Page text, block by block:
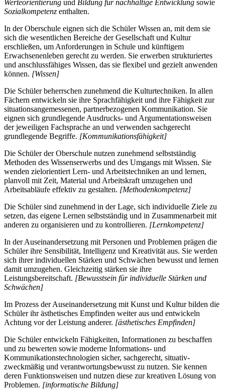
Werteorientierung und Bildung für nachhaltige Entwicklung sowie
Sozialkompetenz enthalten.
In der Oberschule eignen sich die Schüler Wissen an, mit dem sie
sich die wesentlichen Bereiche der Gesellschaft und Kultur
erschließen, um Anforderungen in Schule und künftigem
Erwachsenenleben gerecht zu werden. Sie erwerben strukturiertes
und anschlussfähiges Wissen, das sie flexibel und gezielt anwenden
können. [Wissen]
Die Schüler beherrschen zunehmend die Kulturtechniken. In allen
Fächern entwickeln sie ihre Sprachfähigkeit und ihre Fähigkeit zur
situationsangemessenen, partnerbezogenen Kommunikation. Sie
eignen sich grundlegende Ausdrucks- und Argumentationsweisen
der jeweiligen Fachsprache an und verwenden sachgerecht
grundlegende Begriffe. [Kommunikationsfähigkeit]
Die Schüler der Oberschule nutzen zunehmend selbstständig
Methoden des Wissenserwerbs und des Umgangs mit Wissen. Sie
wenden zielorientiert Lern- und Arbeitstechniken an und lernen,
planvoll mit Zeit, Material und Arbeitskraft umzugehen und
Arbeitsabläufe effektiv zu gestalten. [Methodenkompetenz]
Die Schüler sind zunehmend in der Lage, sich individuelle Ziele zu
setzen, das eigene Lernen selbstständig und in Zusammenarbeit mit
anderen zu organisieren und zu kontrollieren. [Lernkompetenz]
In der Auseinandersetzung mit Personen und Problemen prägen die
Schüler ihre Sensibilität, Intelligenz und Kreativität aus. Sie werden
sich ihrer individuellen Stärken und Schwächen bewusst und lernen
damit umzugehen. Gleichzeitig stärken sie ihre
Leistungsbereitschaft. [Bewusstsein für individuelle Stärken und
Schwächen]
Im Prozess der Auseinandersetzung mit Kunst und Kultur bilden die
Schüler ihr ästhetisches Empfinden weiter aus und entwickeln
Achtung vor der Leistung anderer. [ästhetisches Empfinden]
Die Schüler entwickeln Fähigkeiten, Informationen zu beschaffen
und zu bewerten sowie moderne Informations- und
Kommunikationstechnologien sicher, sachgerecht, situativ-
zweckmäßig und verantwortungsbewusst zu nutzen. Sie kennen
deren Funktionsweisen und nutzen diese zur kreativen Lösung von
Problemen. [informatische Bildung]